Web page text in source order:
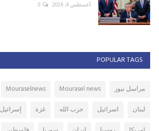
أغسطس 4, 2026 0
POPULAR TAGS
مراسل نيوز Mourasel news
Mouraselnews
لبنان
اسرائيل حزب الله غزة
إسرائيل